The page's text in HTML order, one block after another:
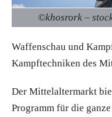
©khosrork –
Waffenschau und
Kampftechniken des
Der Mittelaltermarkt
Programm für die